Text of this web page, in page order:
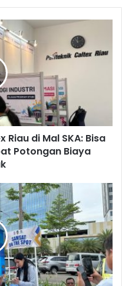
Riau di Mal SKA: Bisa
Potongan Biaya